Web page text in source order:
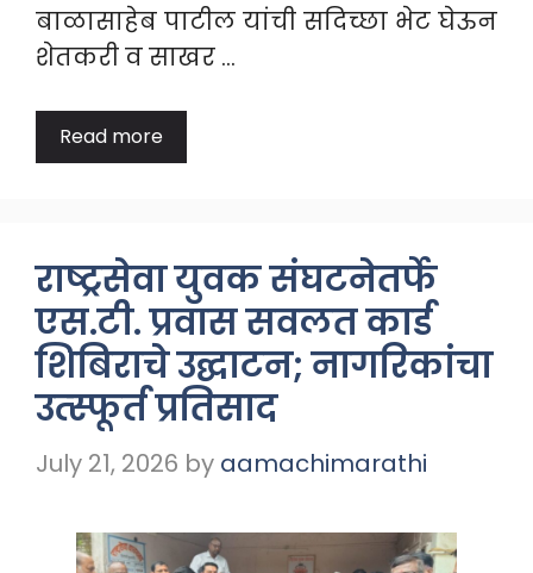
बाळासाहेब पाटील यांची सदिच्छा भेट घेऊन
शेतकरी व साखर …
Read more
राष्ट्रसेवा युवक संघटनेतर्फे
एस.टी. प्रवास सवलत कार्ड
शिबिराचे उद्घाटन; नागरिकांचा
उत्स्फूर्त प्रतिसाद
July 21, 2026 by aamachimarathi